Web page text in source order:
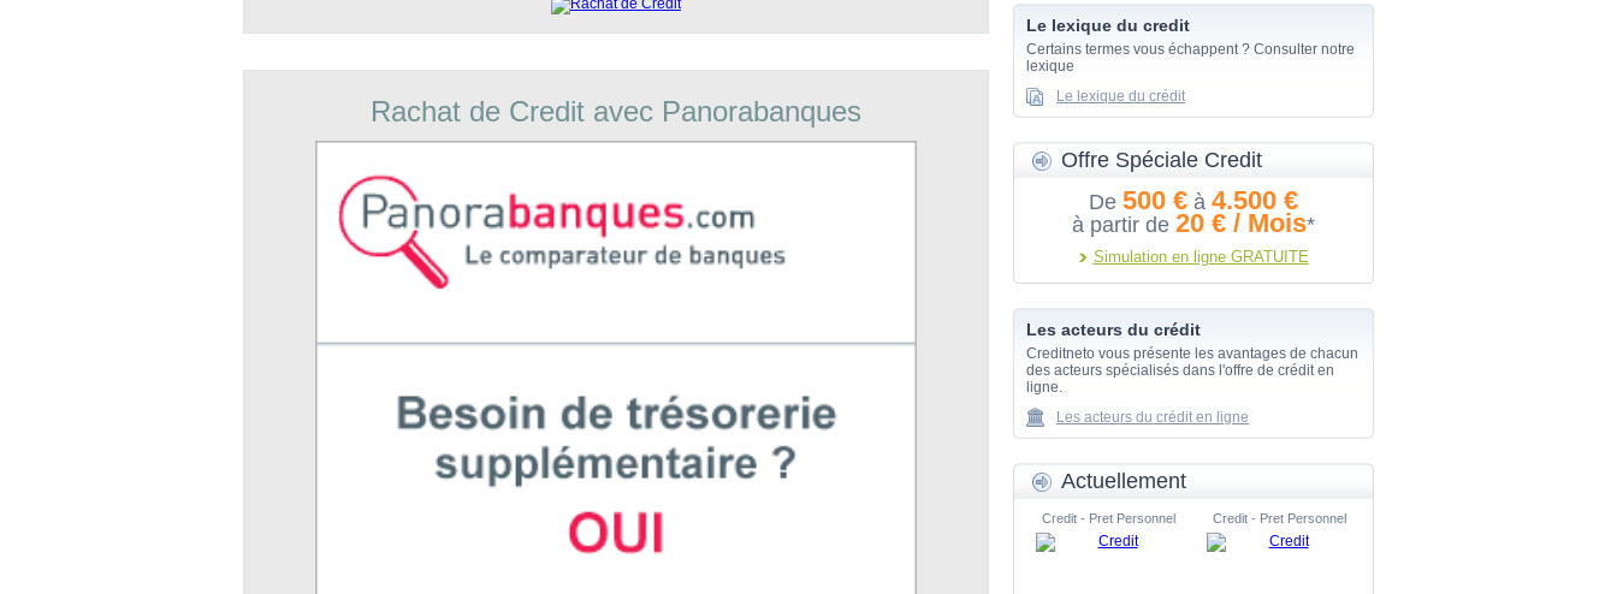
Rachat de Credit avec Panorabanques
Le lexique du credit
Certains termes vous échappent ? Consulter notre
lexique
Le lexique du crédit
Offre Spéciale Credit
De 500 € à 4.500 €
à partir de 20 € / Mois*
Simulation en ligne GRATUITE
Les acteurs du crédit
Creditneto vous présente les avantages de chacun
des acteurs spécialisés dans l'offre de crédit en
ligne.
Les acteurs du crédit en ligne
Actuellement
Credit - Pret Personnel Credit - Pret Personnel